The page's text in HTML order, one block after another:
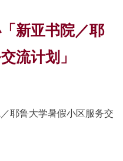
新亚书院／耶
流计划」
耶鲁大学暑假小区服务交